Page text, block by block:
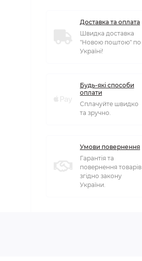
Доставка та оплата
Швидка доставка
"Новою поштою" по
Україні!
Будь-які способи
оплати
Сплачуйте швидко
та зручно.
Умови повернення
Гарантія та
повернення товарів
згідно закону
України.